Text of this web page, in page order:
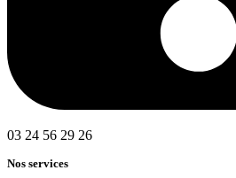
03 24 56 29 26
Nos services